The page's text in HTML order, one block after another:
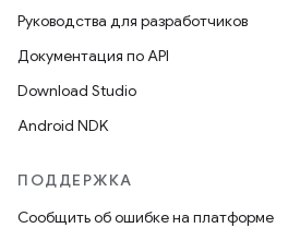
Руководства для разработчиков
Документация по API
Download Studio
Android NDK
ПОДДЕРЖКА
Сообщить об ошибке на платформе